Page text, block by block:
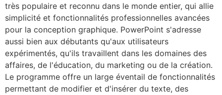
très populaire et reconnu dans le monde entier, qui allie
simplicité et fonctionnalités professionnelles avancées
pour la conception graphique. PowerPoint s'adresse
aussi bien aux débutants qu'aux utilisateurs
expérimentés, qu'ils travaillent dans les domaines des
affaires, de l'éducation, du marketing ou de la création.
Le programme offre un large éventail de fonctionnalités
permettant de modifier et d'insérer du texte, des